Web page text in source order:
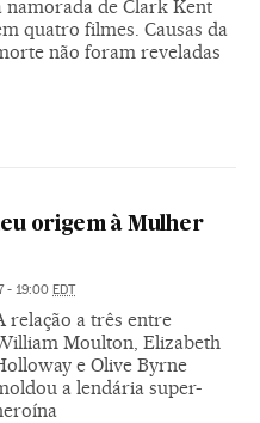
namorada de Clark Kent
quatro filmes. Causas da
não foram reveladas
origem à Mulher
- 19:00 EDT
relação a três entre
Moulton, Elizabeth
e Olive Byrne
a lendária super-